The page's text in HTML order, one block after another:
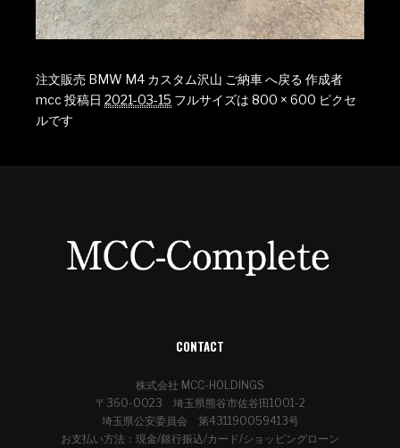
注文販売 BMW M4 カスタム沢山 ご納車 へ戻る 作成者
mcc投稿日 2021-03-15 フルサイズは 800 × 600 ピクセ
ルです
CONTACT
株式会社 MCC-HOLDINGS
〒360-0023 埼玉県熊谷市佐谷田1001-2
埼玉県公安委員会 第431190059413号
お支払い方法：現金/銀行振込/カード/ショッピングローン